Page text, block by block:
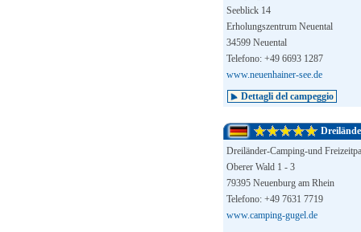
Seeblick 14
Erholungszentrum Neuental
34599 Neuental
Telefono: +49 6693 1287
www.neuenhainer-see.de
Dettagli del campeggio
Dreiländer-Camping-und
Oberer Wald 1 - 3
79395 Neuenburg am Rhein
Telefono: +49 7631 7719
www.camping-gugel.de